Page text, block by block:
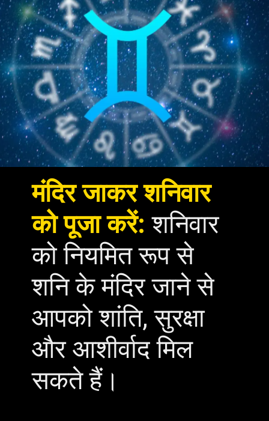
मंदिर जाकर शनिवार
को पूजा करें: शनिवार
को नियमित रूप से
शनि के मंदिर जाने से
आपको शांति, सुरक्षा
और आशीर्वाद मिल
सकते हैं।